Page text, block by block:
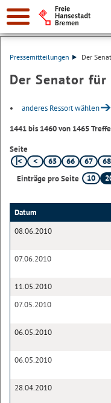
Suche:
Pressemitteilungen Der
Der Senator für
anderes Ressort wählen
1441 bis 1460 von 1465
Seite
65
66 67 68
Einträge pro Seite
10
Datum
08.06.2010
07.06.2010
11.05.2010
07.05.2010
06.05.2010
06.05.2010
28.04.2010